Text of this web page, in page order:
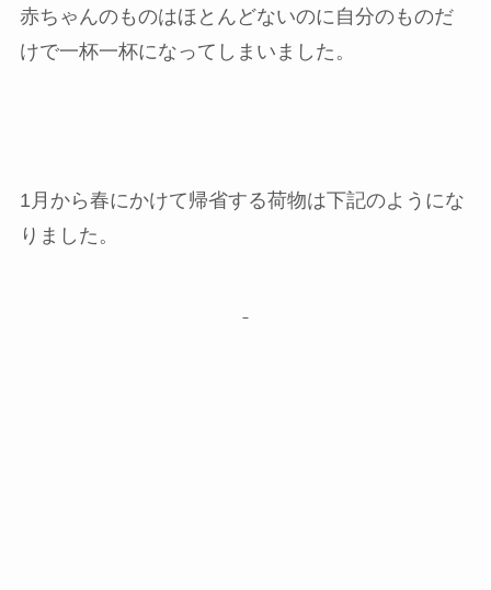
赤ちゃんのものはほとんどないのに自分のものだ
けで一杯一杯になってしまいました。
1月から春にかけて帰省する荷物は下記のようにな
りました。